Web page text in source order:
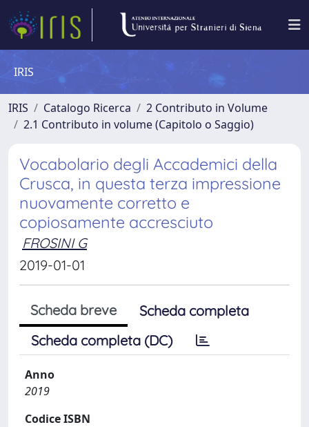
IRIS
IRIS Catalogo Ricerca
2 Contributo in Volume
2.1 Contributo in volume (Capitolo o Saggio)
Vocabolario degli Accademici della
Crusca, in questa terza impressione
nuovamente corretto e
copiosamente accresciuto
FROSINI G
2019-01-01
Scheda breve
Scheda completa
Scheda completa (DC)
Anno
2019
Codice ISBN